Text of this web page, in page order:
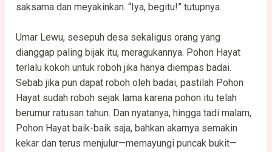
saksama dan meyakinkan. “Iya, begitu!” tutupnya.
Umar Lewu, sesepuh desa sekaligus orang yang
dianggap paling bijak itu, meragukannya. Pohon Hayat
terlalu kokoh untuk roboh jika hanya diempas badai.
Sebab jika pun dapat roboh oleh badai, pastilah Pohon
Hayat sudah roboh sejak lama karena pohon itu telah
berumur ratusan tahun. Dan nyatanya, hingga tadi malam,
Pohon Hayat baik-baik saja, bahkan akarnya semakin
kekar dan terus menjulur—memayungi puncak bukit—